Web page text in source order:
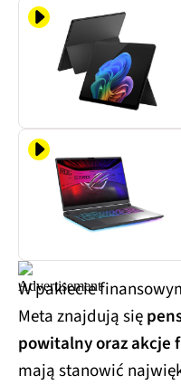
W pakiecie
Meta znajdują się
powitalny oraz akcje
mają stanowić